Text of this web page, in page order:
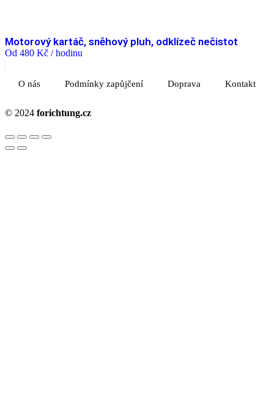
Motorový kartáč, sněhový pluh, odklízeč nečistot
Od 480 Kč / hodinu
O nás Podmínky zapůjčení Doprava Kontakt
© 2024 forichtung.cz